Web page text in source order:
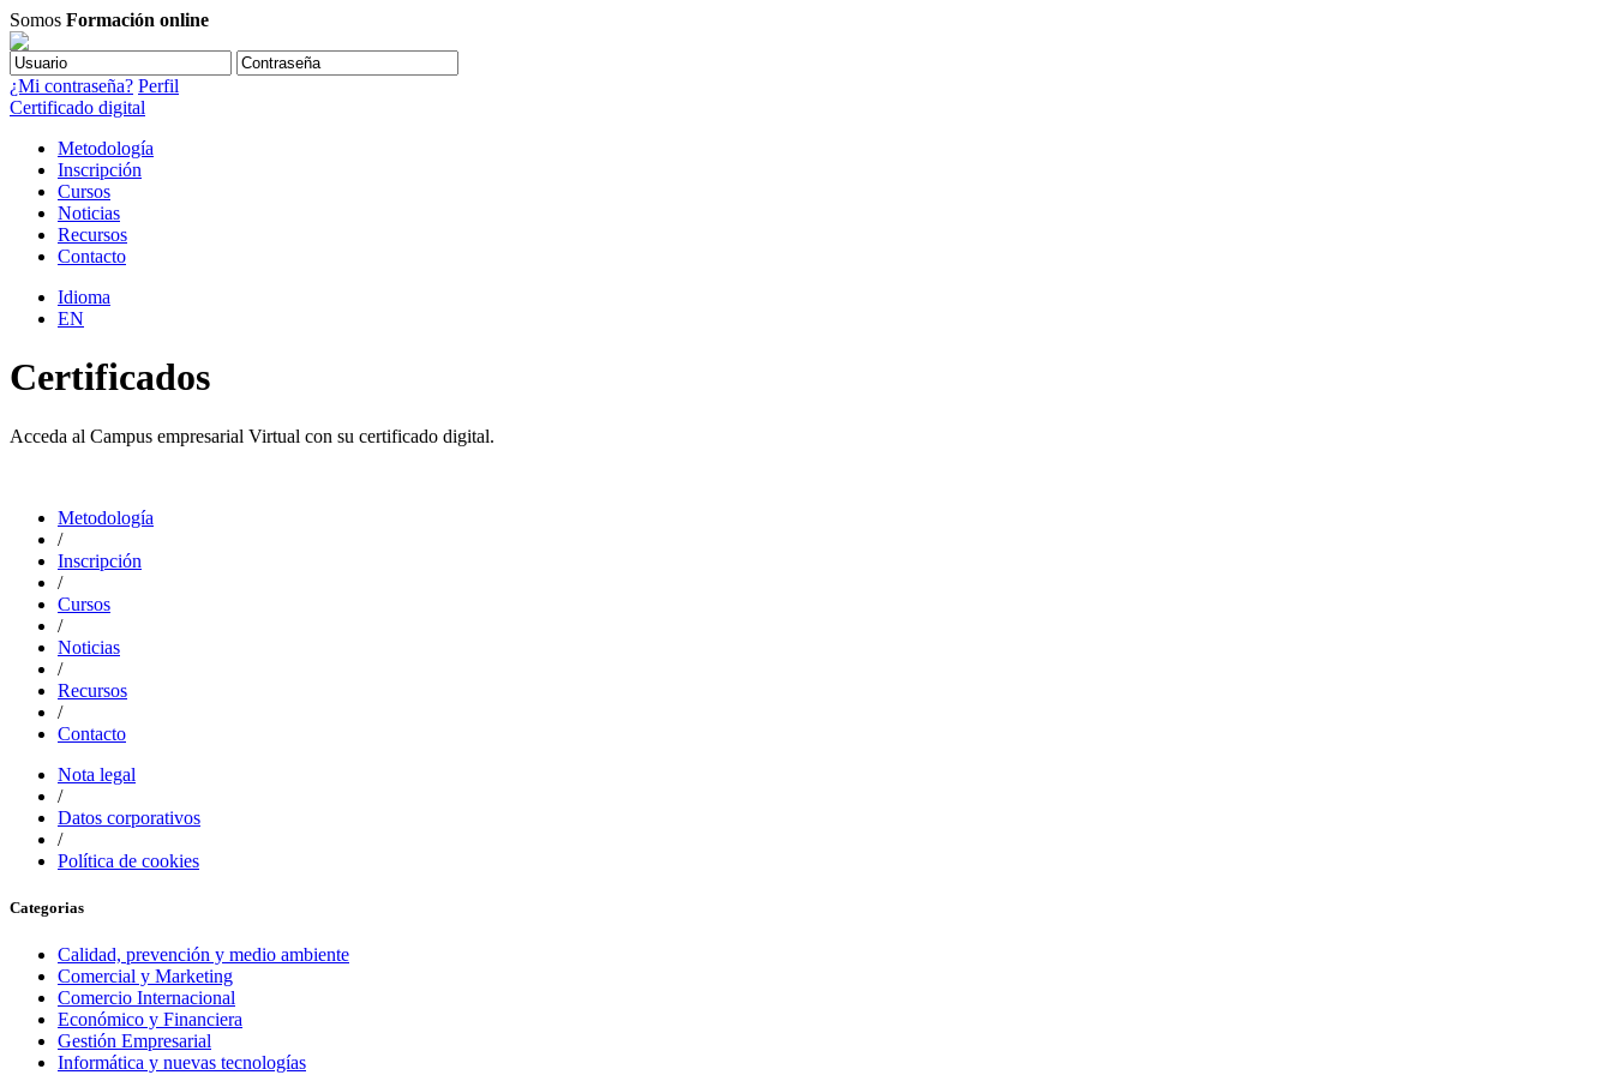
Somos Formación online
¿Mi contraseña? Perfil
Certificado digital
Metodología
Inscripción
Cursos
Noticias
Recursos
Contacto
Idioma
EN
Certificados
Acceda al Campus empresarial Virtual con su certificado digital.
Metodología
/
Inscripción
/
Cursos
/
Noticias
/
Recursos
/
Contacto
Nota legal
/
Datos corporativos
/
Política de cookies
Categorias
Calidad, prevención y medio ambiente
Comercial y Marketing
Comercio Internacional
Económico y Financiera
Gestión Empresarial
Informática y nuevas tecnologías